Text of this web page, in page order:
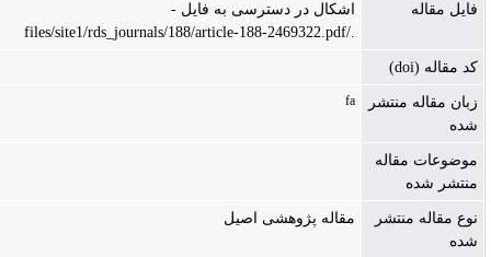
فایل مقاله
اشکال در دسترسی به فایل -
کد مقاله (doi)
زبان مقاله منتشر
شده
موضوعات مقاله
منتشر شده
نوع مقاله منتشر
شده
مقاله پژوهشی اصیل